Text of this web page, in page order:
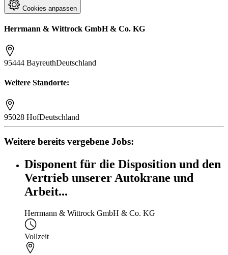
Cookies anpassen
Herrmann & Wittrock GmbH & Co. KG
95444 BayreuthDeutschland
Weitere Standorte:
95028 HofDeutschland
Weitere bereits vergebene Jobs:
Disponent für die Disposition und den
Vertrieb unserer Autokrane und
Arbeit...
Herrmann & Wittrock GmbH & Co. KG
Vollzeit